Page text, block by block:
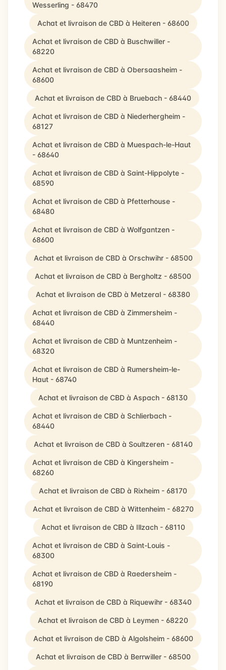
Wesserling - 68470
Achat et livraison de CBD à Heiteren - 68600
Achat et livraison de CBD à Buschwiller -
68220
Achat et livraison de CBD à Obersaasheim -
68600
Achat et livraison de CBD à Bruebach - 68440
Achat et livraison de CBD à Niederhergheim -
68127
Achat et livraison de CBD à Muespach-le-Haut
- 68640
Achat et livraison de CBD à Saint-Hippolyte -
68590
Achat et livraison de CBD à Pfetterhouse -
68480
Achat et livraison de CBD à Wolfgantzen -
68600
Achat et livraison de CBD à Orschwihr - 68500
Achat et livraison de CBD à Bergholtz - 68500
Achat et livraison de CBD à Metzeral - 68380
Achat et livraison de CBD à Zimmersheim -
68440
Achat et livraison de CBD à Muntzenheim -
68320
Achat et livraison de CBD à Rumersheim-le-
Haut - 68740
Achat et livraison de CBD à Aspach - 68130
Achat et livraison de CBD à Schlierbach -
68440
Achat et livraison de CBD à Soultzeren - 68140
Achat et livraison de CBD à Kingersheim -
68260
Achat et livraison de CBD à Rixheim - 68170
Achat et livraison de CBD à Wittenheim - 68270
Achat et livraison de CBD à Illzach - 68110
Achat et livraison de CBD à Saint-Louis -
68300
Achat et livraison de CBD à Raedersheim -
68190
Achat et livraison de CBD à Riquewihr - 68340
Achat et livraison de CBD à Leymen - 68220
Achat et livraison de CBD à Algolsheim - 68600
Achat et livraison de CBD à Berrwiller - 68500